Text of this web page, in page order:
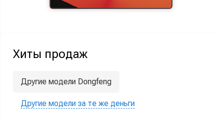
Хиты продаж
Другие модели Dongfeng
Другие модели за те же деньги